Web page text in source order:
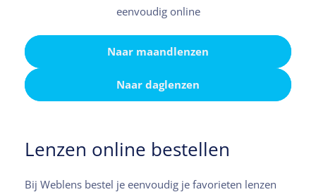
eenvoudig online
Naar maandlenzen
Naar daglenzen
Lenzen online bestellen
Bij Weblens bestel je eenvoudig je favorieten lenzen